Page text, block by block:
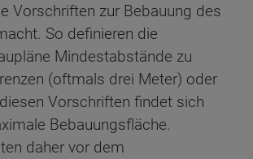
Vorschriften zur Bebauung des
So definieren die
Mindestabstände zu
(oftmals drei Meter) oder
Vorschriften findet sich
Bebauungsfläche.
daher vor dem